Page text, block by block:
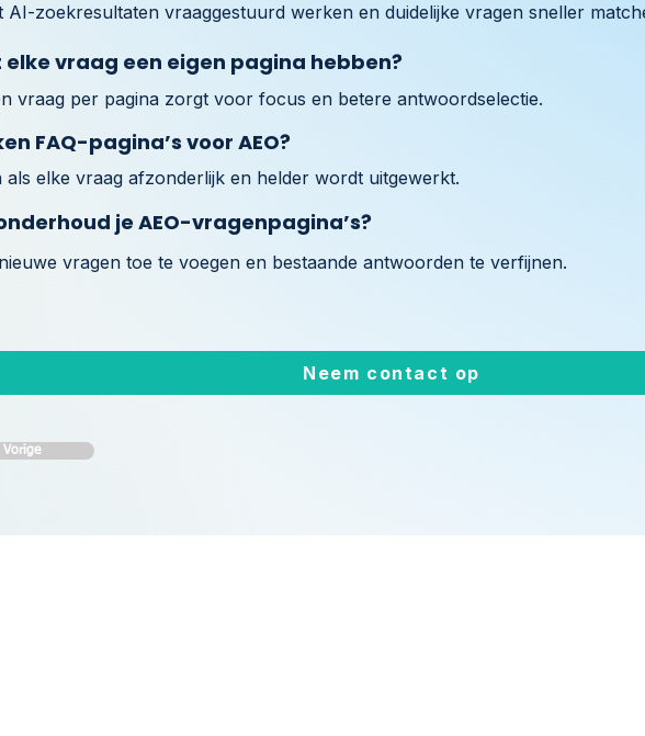
AI-zoekresultaten vraaggestuurd werken en duidelijke vragen sneller
elke vraag een eigen pagina hebben?
vraag per pagina zorgt voor focus en betere antwoordselectie.
FAQ-pagina’s voor AEO?
als elke vraag afzonderlijk en helder wordt uitgewerkt.
je AEO-vragenpagina’s?
vragen toe te voegen en bestaande antwoorden te verfijnen.
Neem contact op
Vorige